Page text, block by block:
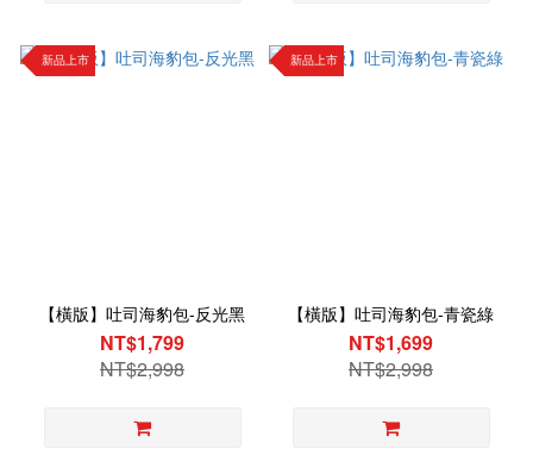
新品上市
【橫版】吐司海豹包-反光黑
NT$1,799
NT$2,998
新品上市
【橫版】吐司海豹包-青瓷綠
NT$1,699
NT$2,998